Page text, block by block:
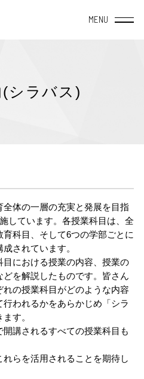
・教育目標について
ータ）
覧
部
究センター
ー
資料請求
トカレンダー
シラバス)
体の一層の充実と発展を目指
しています。各授業科目は、全
科目、そして6つの学部ごとに
されています。
における授業の内容、授業の
を解説したものです。皆さん
の授業科目がどのような内容
われるかをあらかじめ「シラ
す。
講されるすべての授業科目も
らを活用されることを期待し